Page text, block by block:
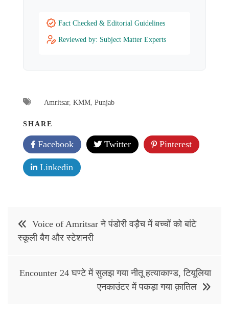
Fact Checked & Editorial Guidelines
Reviewed by: Subject Matter Experts
Amritsar, KMM Punjab
SHARE
Facebook Twitter Pinterest
Linkedin
navigation
Voice of Amritsar ने पंडोरी वड़ैच में बच्चों को बांटे
स्कूली बैग और स्टेशनरी
Encounter 24 घण्टे में सुलझ गया नीतू हत्याकाण्ड, टियूलिया
एनकाउंटर में पकड़ा गया क़ातिल